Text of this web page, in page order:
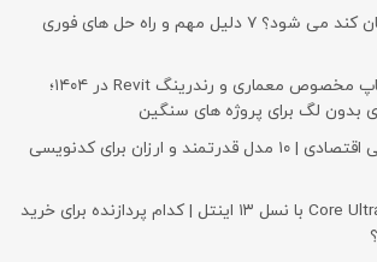
چرا لپتاپ شما ناگهان کند می شود؟ ۷ دلیل مهم و راه حل های فوری
راهنمای خرید لپ تاپ مخصوص معماری و رندرینگ Revit در ۱۴۰۴؛
بدون لگ برای پروژه های سنگین
لپتاپ برنامه نویسی اقتصادی | ۱۰ مدل قدرتمند و ارزان برای کدنویسی
تفاوت لپتاپ های Core Ultra با نسل ۱۳ اینتل | کدام پردازنده برای خرید